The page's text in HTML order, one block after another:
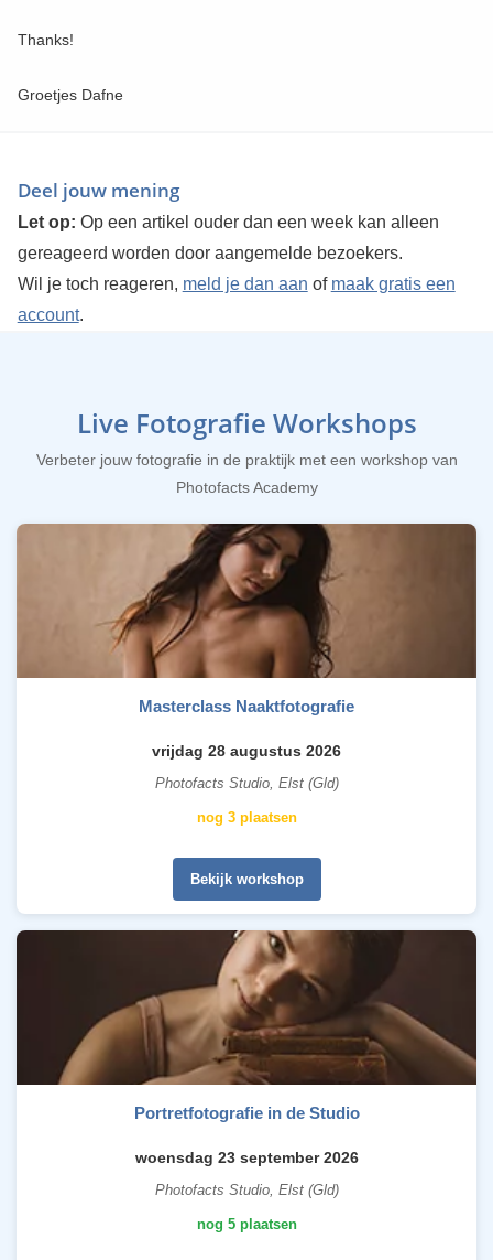
Thanks!
Groetjes Dafne
Deel jouw mening
Let op: Op een artikel ouder dan een week kan alleen
gereageerd worden door aangemelde bezoekers.
Wil je toch reageren, meld je dan aan of maak gratis een
account.
Live Fotografie Workshops
Verbeter jouw fotografie in de praktijk met een workshop van
Photofacts Academy
Masterclass Naaktfotografie
vrijdag 28 augustus 2026
Photofacts Studio, Elst (Gld)
nog 3 plaatsen
Bekijk workshop
Portretfotografie in de Studio
woensdag 23 september 2026
Photofacts Studio, Elst (Gld)
nog 5 plaatsen